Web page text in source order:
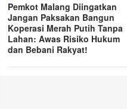
Pemkot Malang Diingatkan
Jangan Paksakan Bangun
Koperasi Merah Putih Tanpa
Lahan: Awas Risiko Hukum
dan Bebani Rakyat!